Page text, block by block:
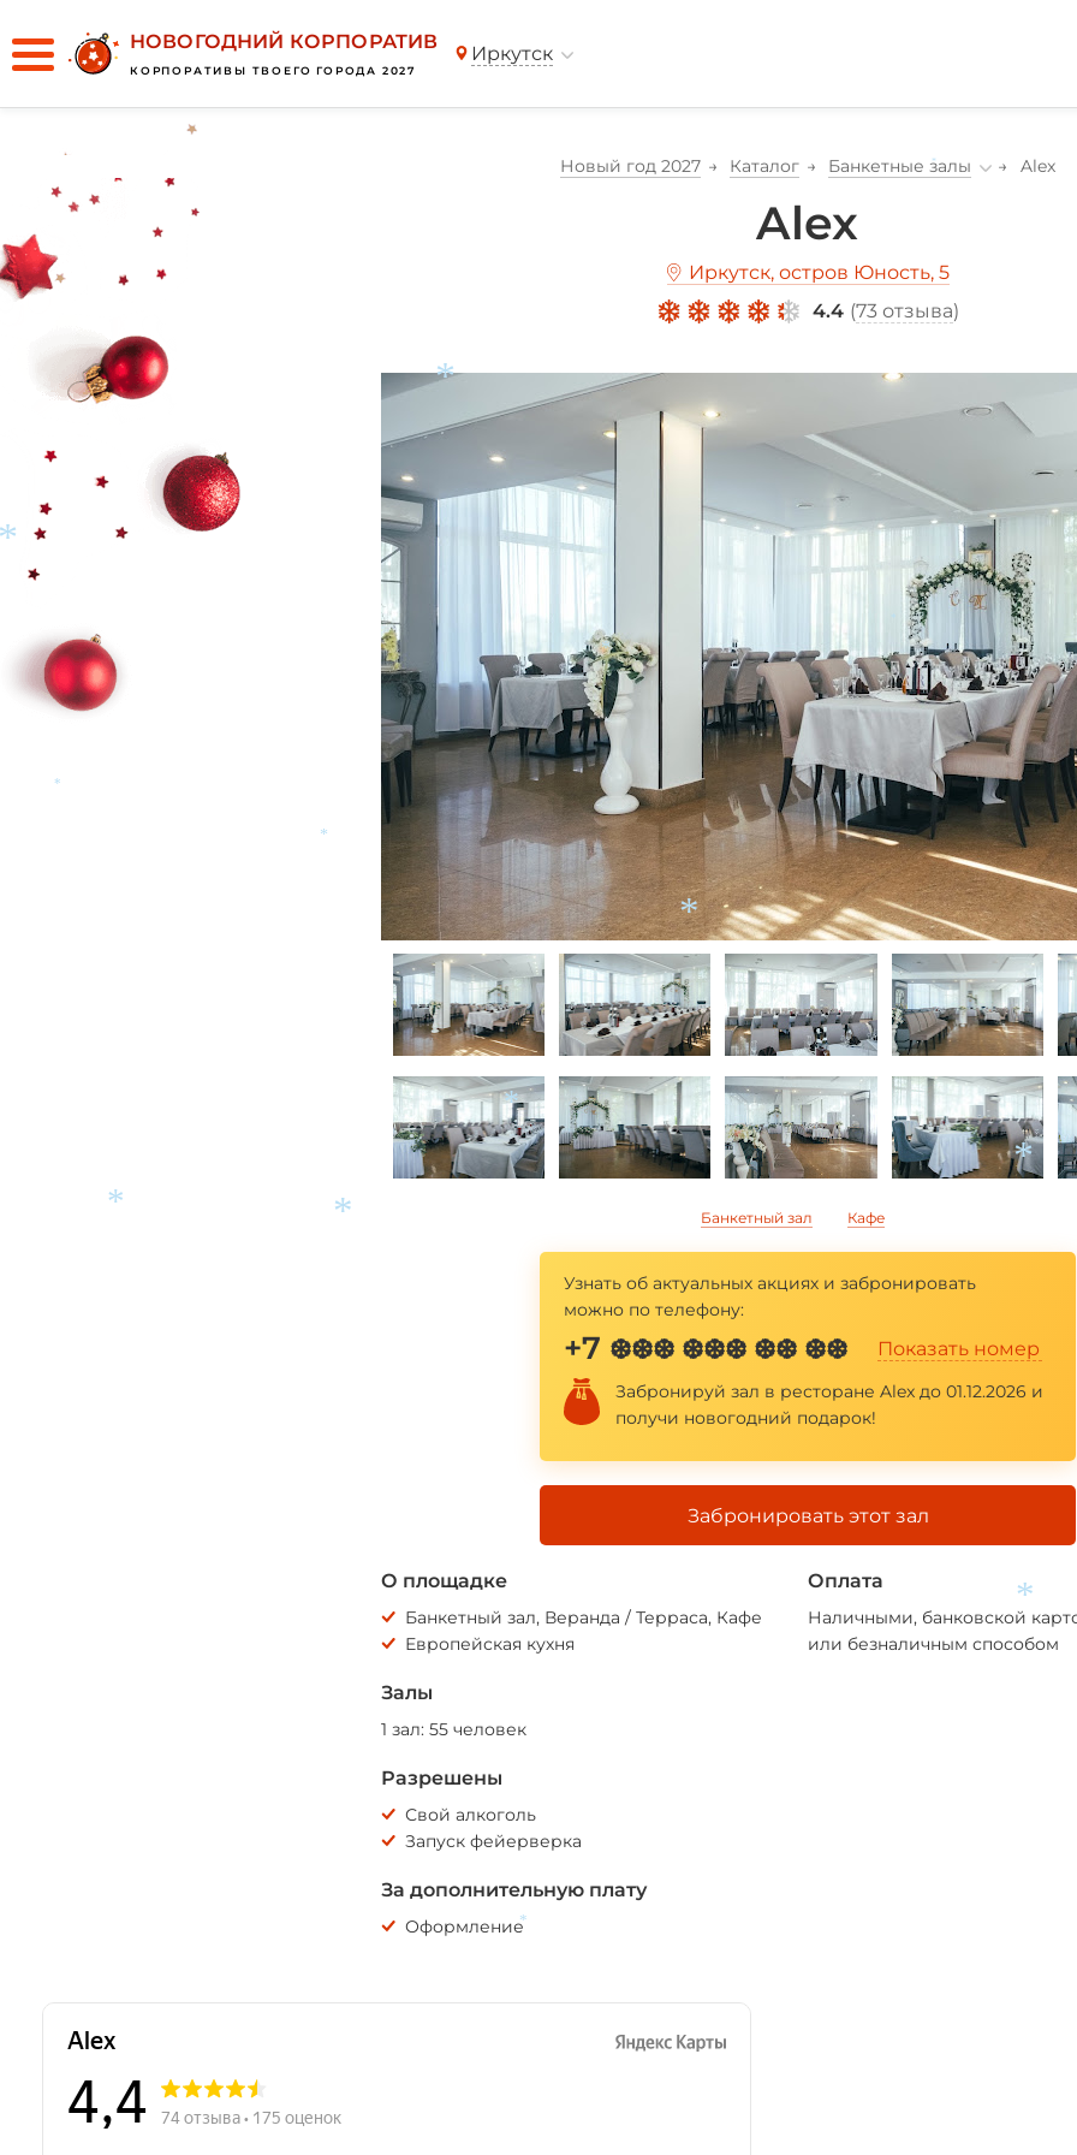
НОВОГОДНИЙ КОРПОРАТИВ
КОРПОРАТИВЫ ТВОЕГО ГОРОДА 2027
Иркутск
Новый год 2027 Каталог Банкетные залы Alex
Alex
Иркутск, остров Юность, 5
4.4 (73 отзыва)
Банкетный зал Кафе
Узнать об актуальных акциях и забронировать
можно по телефону:
+7 ❆❆❆ ❆❆❆ ❆❆ ❆❆ Показать номер
Забронируй зал в ресторане Alex до 01.12.2026 и
получи новогодний подарок!
Забронировать этот зал
О площадке
Банкетный зал, Веранда / Терраса, Кафе
Европейская кухня
Залы
1 зал: 55 человек
Разрешены
Свой алкоголь
Запуск фейерверка
За дополнительную плату
Оформление
Оплата
Наличными, банковской
или безналичным способом
*
*
*
*